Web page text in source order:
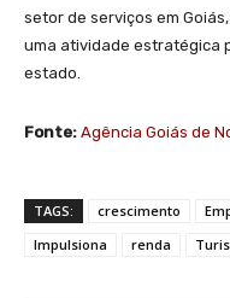
setor de serviços em
uma atividade estratégica
estado.
Fonte: Agência Goiás de
TAGS: crescimento
Impulsiona
renda